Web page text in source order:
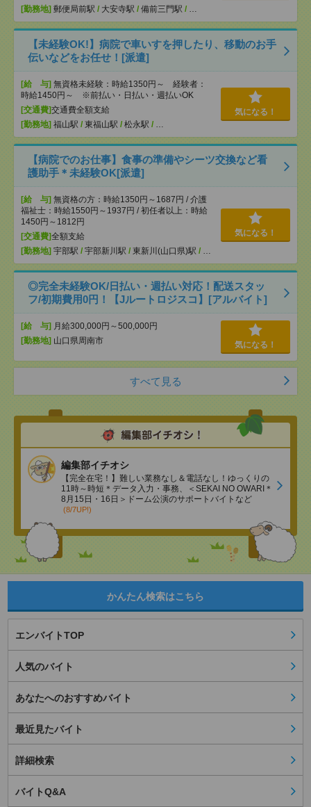
[勤務地] 郵便局前駅 / 大安寺駅 / 備前三門駅 / …
【未経験OK!】病院で車いすを押したり、移動のお手
伝いなどをお任せ！[派遣]
[給 与] 無資格未経験：時給1350円～ 経験者：
時給1450円～ ※前払い・日払い・週払いOK
[交通費]交通費全額支給
[勤務地] 福山駅 / 東福山駅 / 松永駅 / …
気になる！
【病院でのお仕事】食事の準備やシーツ交換など看
護助手＊未経験OK[派遣]
[給 与] 無資格の方：時給1350円～1687円 / 介護
福祉士：時給1550円～1937円 / 初任者以上：時給
1450円～1812円
[交通費]全額支給
[勤務地] 宇部駅 / 宇部新川駅 / 東新川(山口県)駅 / …
気になる！
◎完全未経験OK/日払い・週払い対応！配送スタッ
フ/初期費用0円！【Jルートロジスコ】[アルバイト]
[給 与] 月給300,000円～500,000円
[勤務地] 山口県周南市 気になる！
すべて見る
編集部イチオシ
【完全在宅！】難しい業務なし＆電話なし！ゆっくりの
11時～時短＊データ入力・事務、＜SEKAI NO OWARI＊
8月15日・16日＞ドーム公演のサポートバイトなど
(8/7UP!)
かんたん検索はこちら
エンバイトTOP
人気のバイト
あなたへのおすすめバイト
最近見たバイト
詳細検索
バイトQ&A